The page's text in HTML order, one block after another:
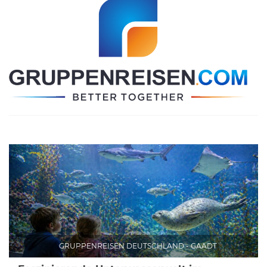
GRUPPENREISEN DEUTSCHLAND - GAADT